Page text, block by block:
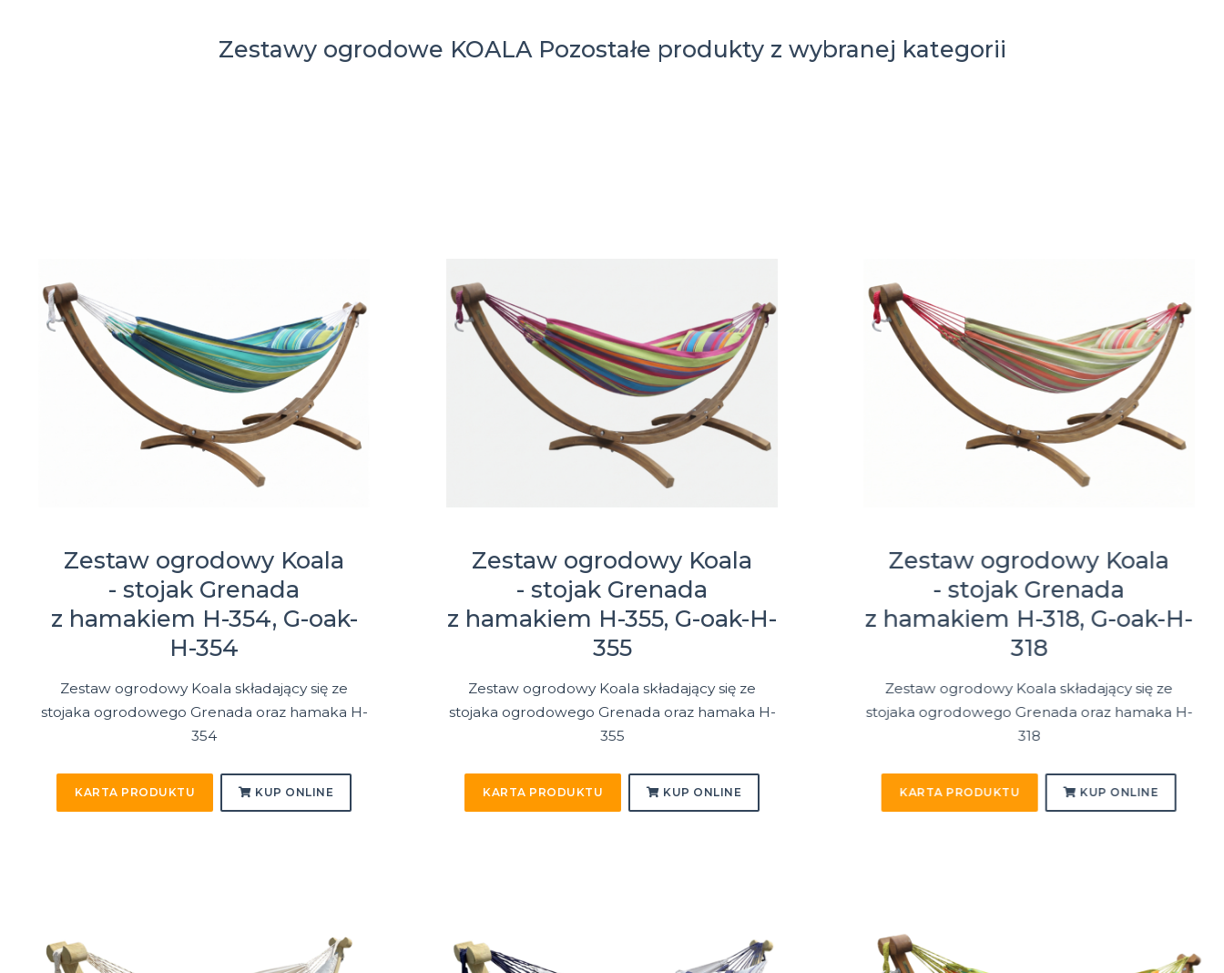
Zestawy ogrodowe KOALA Pozostałe produkty z wybranej kategorii
Zestaw ogrodowy Koala
- stojak Grenada
z hamakiem H-354, G-oak-
H-354
Zestaw ogrodowy Koala składający się ze
stojaka ogrodowego Grenada oraz hamaka H-
354
KARTA PRODUKTU KUP ONLINE
Zestaw ogrodowy Koala
- stojak Grenada
z hamakiem H-355, G-oak-H-
355
Zestaw ogrodowy Koala składający się ze
stojaka ogrodowego Grenada oraz hamaka H-
355
KARTA PRODUKTU KUP ONLINE
Zestaw ogrodowy Koala
- stojak Grenada
z hamakiem H-318, G-oak-H-
318
Zestaw ogrodowy Koala składający się ze
stojaka ogrodowego Grenada oraz hamaka H-
318
KARTA PRODUKTU KUP ONLINE